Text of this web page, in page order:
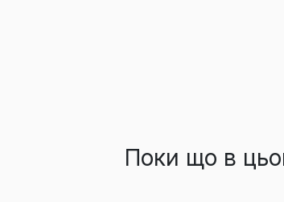
Поки що в